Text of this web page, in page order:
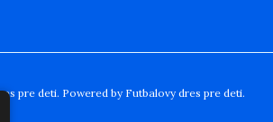
pre deti. Powered by Futbalovy dres pre deti.